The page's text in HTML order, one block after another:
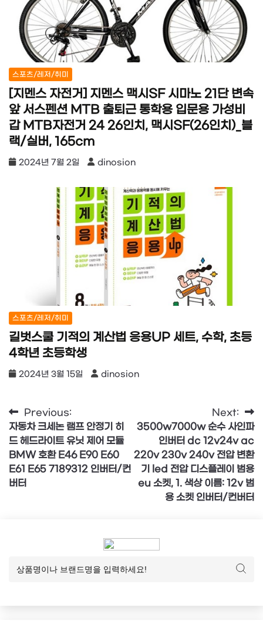
스포츠/레저/취미
[지멘스 자전거] 지멘스 맥시SF 시마노 21단 변속
앞 서스펜션 MTB 출퇴근 통학용 입문용 가성비
갑 MTB자전거 24 26인치, 맥시SF(26인치)_블
랙/실버, 165cm
2024년 7월 2일 dinosion
스포츠/레저/취미
길벗스쿨 기적의 계산법 응용UP 세트, 수학, 초등
4학년 초등학생
2024년 3월 15일 dinosion
글
탐
색
Previous:
자동차 크세논 램프 안정기 히
드 헤드라이트 유닛 제어 모듈
BMW 호환 E46 E90 E60
E61 E65 7189312 인버터/컨
버터
Next:
3500w7000w 순수 사인파
인버터 dc 12v24v ac
220v 230v 240v 전압 변환
기 led 전압 디스플레이 범용
eu 소켓, 1. 색상 이름: 12v 범
용 소켓 인버터/컨버터